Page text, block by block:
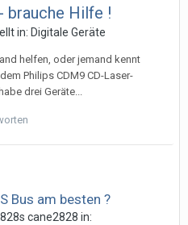
brauche Hilfe !
in: Digitale Geräte
helfen, oder jemand kennt
Philips CDM9 CD-Laser-
drei Geräte...
Bus am besten ?
s cane2828 in: